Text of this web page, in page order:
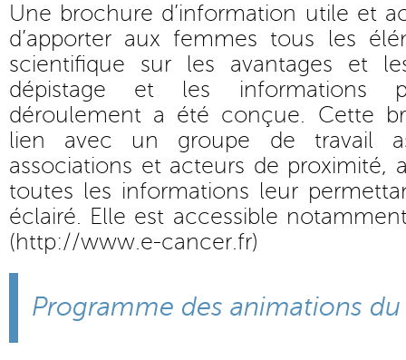
Une brochure d’information utile et
d’apporter aux femmes tous les
scientifique sur les avantages et
dépistage et les informations
déroulement a été conçue. Cette
lien avec un groupe de travail
associations et acteurs de proximité,
toutes les informations leur
éclairé. Elle est accessible
(http://www.e-cancer.fr)
Programme des animations